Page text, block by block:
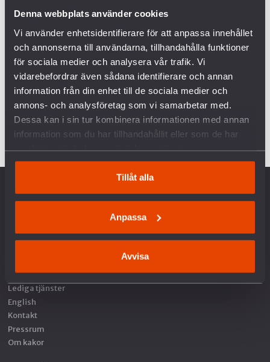
Denna webbplats använder cookies
Vi använder enhetsidentifierare för att anpassa innehållet
och annonserna till användarna, tillhandahålla funktioner
för sociala medier och analysera vår trafik. Vi
vidarebefordrar även sådana identifierare och annan
information från din enhet till de sociala medier och
annons- och analysföretag som vi samarbetar med.
Dessa kan i sin tur kombinera informationen med annan
information som du har tillhandahållit eller som de har
Tillåt alla
Anpassa
Avvisa
LÄMNAR MINFÖRBUDET
PAX #3 25: FRÅN HIROSHIMA OCH NAGASAKI – VI
FÅR INTE GLÖMMA!
PAX #4 24: KERSTIN HAR ORDET – FÖRBERED FÖR
FRED -INTE KRIG!
SÖK UTBILDNING OM GLOBAL SÄKERHET OCH
KÄRNVAPEN
SVENSKA FREDS STOPPAR MÖRDARROBOTAR MED
OM OSS
Vår historia
Föreningsinformation
Lediga tjänster
English
Kontakt
Pressrum
Om kakor